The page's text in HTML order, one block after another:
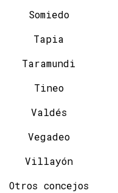
Somiedo
Tapia
Taramundi
Tineo
Valdés
Vegadeo
Villayón
Otros concejos